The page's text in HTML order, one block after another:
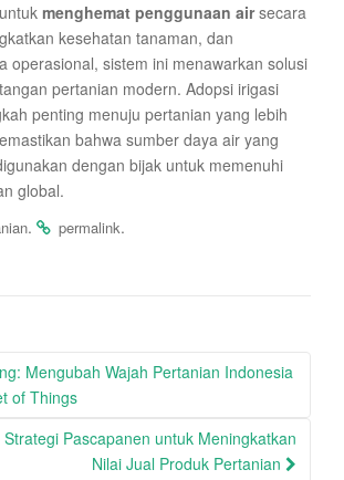
menghemat penggunaan airsecara
kesehatan tanaman, dan
operasional, sistem ini menawarkan solusi
pertanian modern. Adopsi irigasi
penting menuju pertanian yang lebih
bahwa sumber daya air yang
dengan bijak untuk memenuhi
global.
. permalink.
Mengubah Wajah Pertanian Indonesia
of Things
Pascapanen untuk Meningkatkan
Nilai Jual Produk Pertanian